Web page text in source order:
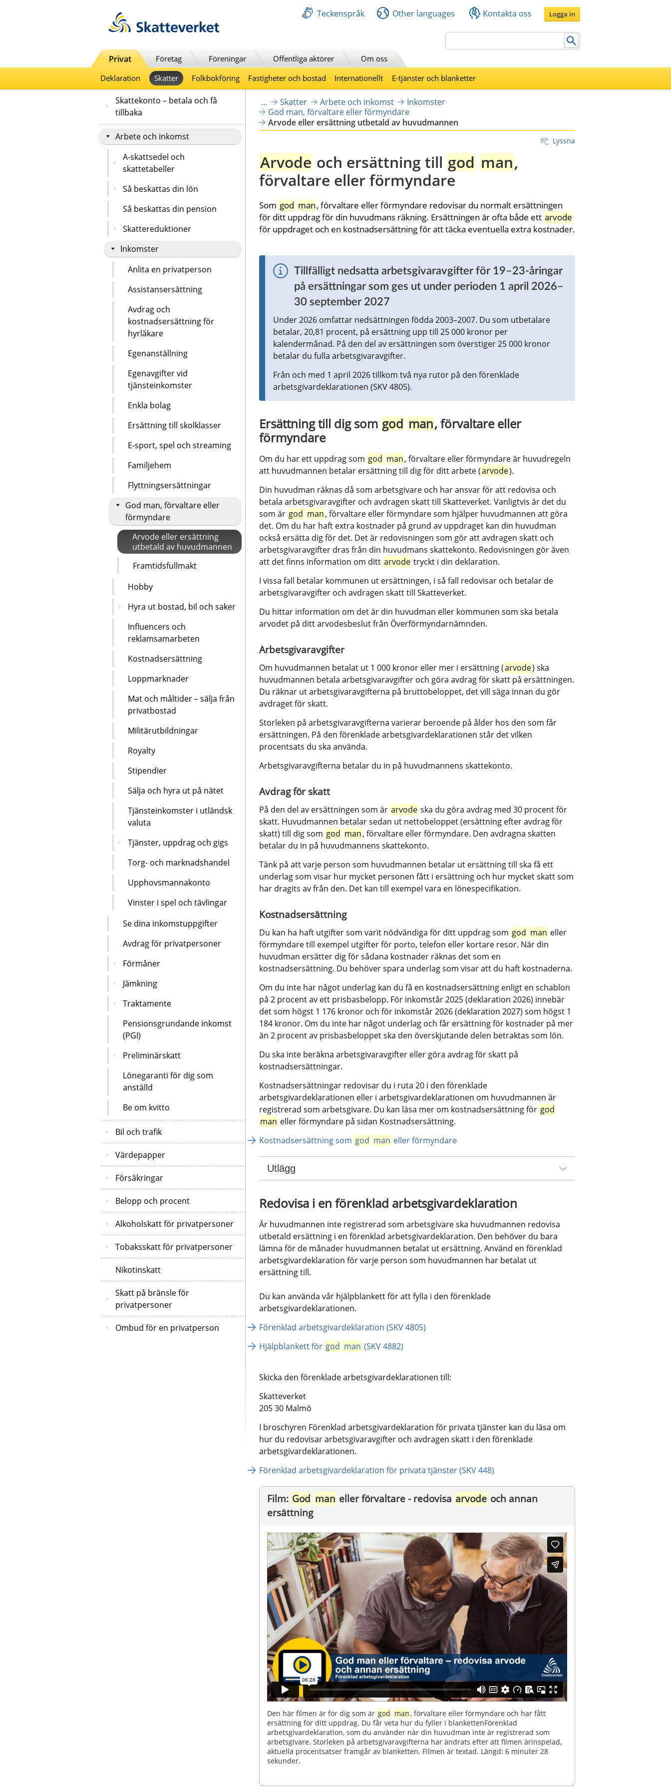
Teckenspråk Other languages Kontakta oss Logga in
Privat Företag Föreningar Offentliga aktörer
Om oss
Deklaration
Skatter Folkbokföring Fastigheter och bostad Internationellt E-tjänster och blanketter
Skattekonto – betala och få
tillbaka
Arbete och inkomst
A-skattsedel och
skattetabeller
Så beskattas din lön
Så beskattas din pension
Skattereduktioner
Inkomster
Anlita en privatperson
Assistansersättning
Avdrag och
kostnadsersättning för
hyrläkare
Egenanställning
Egenavgifter vid
tjänsteinkomster
Enkla bolag
Ersättning till skolklasser
E-sport, spel och streaming
Familjehem
Flyttningsersättningar
God man, förvaltare eller
förmyndare
Arvode eller ersättning
utbetald av huvudmannen
Framtidsfullmakt
Hobby
Hyra ut bostad, bil och saker
Influencers och
reklamsamarbeten
Kostnadsersättning
Loppmarknader
Mat och måltider – sälja från
privatbostad
Militärutbildningar
Royalty
Stipendier
Sälja och hyra ut på nätet
Tjänsteinkomster i utländsk
valuta
Tjänster, uppdrag och gigs
Torg- och marknadshandel
Upphovsmannakonto
Vinster i spel och tävlingar
Se dina inkomstuppgifter
Avdrag för privatpersoner
Förmåner
Jämkning
Traktamente
Pensionsgrundande inkomst
(PGI)
Preliminärskatt
Lönegaranti för dig som
anställd
Be om kvitto
Bil och trafik
Värdepapper
Försäkringar
Belopp och procent
Alkoholskatt för privatpersoner
Tobaksskatt för privatpersoner
Nikotinskatt
Skatt på bränsle för
privatpersoner
Ombud för en privatperson
... Skatter Arbete och inkomst
Inkomster
God man, förvaltare eller förmyndare
Arvode eller ersättning utbetald av huvudmannen
Lyssna
Arvode och ersättning till god man,
förvaltare eller förmyndare
Som god man, förvaltare eller förmyndare redovisar du normalt ersättningen
för ditt uppdrag för din huvudmans räkning. Ersättningen är ofta både ett arvode
för uppdraget och en kostnadsersättning för att täcka eventuella extra kostnader.
Tillfälligt nedsatta arbetsgivaravgifter för 19–23-åringar
på ersättningar som ges ut under perioden 1 april 2026–
30 september 2027
Under 2026 omfattar nedsättningen födda 2003–2007. Du som utbetalare
betalar, 20,81 procent, på ersättning upp till 25 000 kronor per
kalendermånad. På den del av ersättningen som överstiger 25 000 kronor
betalar du fulla arbetsgivaravgifter.
Från och med 1 april 2026 tillkom två nya rutor på den förenklade
arbetsgivardeklarationen (SKV 4805).
Ersättning till dig som god man, förvaltare eller
förmyndare
Om du har ett uppdrag som god man, förvaltare eller förmyndare är huvudregeln
att huvudmannen betalar ersättning till dig för ditt arbete (arvode).
Din huvudman räknas då som arbetsgivare och har ansvar för att redovisa och
betala arbetsgivaravgifter och avdragen skatt till Skatteverket. Vanligtvis är det du
som är god man, förvaltare eller förmyndare som hjälper huvudmannen att göra
det. Om du har haft extra kostnader på grund av uppdraget kan din huvudman
också ersätta dig för det. Det är redovisningen som gör att avdragen skatt och
arbetsgivaravgifter dras från din huvudmans skattekonto. Redovisningen gör även
att det finns information om ditt arvode tryckt i din deklaration.
I vissa fall betalar kommunen ut ersättningen, i så fall redovisar och betalar de
arbetsgivaravgifter och avdragen skatt till Skatteverket.
Du hittar information om det är din huvudman eller kommunen som ska betala
arvodet på ditt arvodesbeslut från Överförmyndarnämnden.
Arbetsgivaravgifter
Om huvudmannen betalat ut 1 000 kronor eller mer i ersättning (arvode) ska
huvudmannen betala arbetsgivaravgifter och göra avdrag för skatt på ersättningen.
Du räknar ut arbetsgivaravgifterna på bruttobeloppet, det vill säga innan du gör
avdraget för skatt.
Storleken på arbetsgivaravgifterna varierar beroende på ålder hos den som får
ersättningen. På den förenklade arbetsgivardeklarationen står det vilken
procentsats du ska använda.
Arbetsgivaravgifterna betalar du in på huvudmannens skattekonto.
Avdrag för skatt
På den del av ersättningen som är arvode ska du göra avdrag med 30 procent för
skatt. Huvudmannen betalar sedan ut nettobeloppet (ersättning efter avdrag för
skatt) till dig som god man, förvaltare eller förmyndare. Den avdragna skatten
betalar du in på huvudmannens skattekonto.
Tänk på att varje person som huvudmannen betalar ut ersättning till ska få ett
underlag som visar hur mycket personen fått i ersättning och hur mycket skatt som
har dragits av från den. Det kan till exempel vara en lönespecifikation.
Kostnadsersättning
Du kan ha haft utgifter som varit nödvändiga för ditt uppdrag som god man eller
förmyndare till exempel utgifter för porto, telefon eller kortare resor. När din
huvudman ersätter dig för sådana kostnader räknas det som en
kostnadsersättning. Du behöver spara underlag som visar att du haft kostnaderna.
Om du inte har något underlag kan du få en kostnadsersättning enligt en schablon
på 2 procent av ett prisbasbelopp. För inkomstår 2025 (deklaration 2026) innebär
det som högst 1 176 kronor och för inkomstår 2026 (deklaration 2027) som högst 1
184 kronor. Om du inte har något underlag och får ersättning för kostnader på mer
än 2 procent av prisbasbeloppet ska den överskjutande delen betraktas som lön.
Du ska inte beräkna arbetsgivaravgifter eller göra avdrag för skatt på
kostnadsersättningar.
Kostnadsersättningar redovisar du i ruta 20 i den förenklade
arbetsgivardeklarationen eller i arbetsgivardeklarationen om huvudmannen är
registrerad som arbetsgivare. Du kan läsa mer om kostnadsersättning för god
man eller förmyndare på sidan Kostnadsersättning.
Kostnadsersättning som god man eller förmyndare
Utlägg
Redovisa i en förenklad arbetsgivardeklaration
Är huvudmannen inte registrerad som arbetsgivare ska huvudmannen redovisa
utbetald ersättning i en förenklad arbetsgivardeklaration. Den behöver du bara
lämna för de månader huvudmannen betalat ut ersättning. Använd en förenklad
arbetsgivardeklaration för varje person som huvudmannen har betalat ut
ersättning till.
Du kan använda vår hjälpblankett för att fylla i den förenklade
arbetsgivardeklarationen.
Förenklad arbetsgivardeklaration (SKV 4805)
Hjälpblankett för god man (SKV 4882)
Skicka den förenklade arbetsgivardeklarationen till:
Skatteverket
205 30 Malmö
I broschyren Förenklad arbetsgivardeklaration för privata tjänster kan du läsa om
hur du redovisar arbetsgivaravgifter och avdragen skatt i den förenklade
arbetsgivardeklarationen.
Förenklad arbetsgivardeklaration för privata tjänster (SKV 448)
Film: God man eller förvaltare - redovisa arvode och annan
ersättning
Den här filmen är för dig som är god man, förvaltare eller förmyndare och har fått
ersättning för ditt uppdrag. Du får veta hur du fyller i blankettenFörenklad
arbetsgivardeklaration, som du använder när din huvudman inte är registrerad som
arbetsgivare. Storleken på arbetsgivaravgifterna har ändrats efter att filmen ärinspelad,
aktuella procentsatser framgår av blanketten. Filmen är textad. Längd: 6 minuter 28
sekunder.